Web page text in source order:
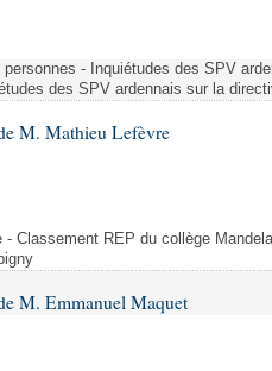
- Inquiétudes des SPV
des SPV ardennais sur la
M. Mathieu Lefèvre
- Classement REP du collège
M. Emmanuel Maquet